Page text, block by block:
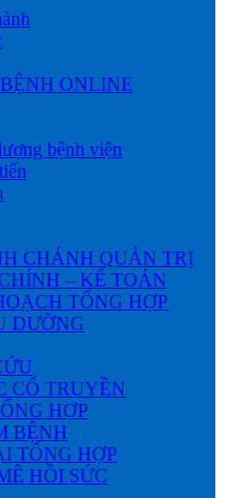
ONLINE
bệnh viện
CHÁNH QUẢN TRỊ
– KẾ TOÁN
TỔNG HỢP
DƯỠNG
CỔ TRUYỀN
HỢP
BỆNH
TỔNG HỢP
HỒI SỨC